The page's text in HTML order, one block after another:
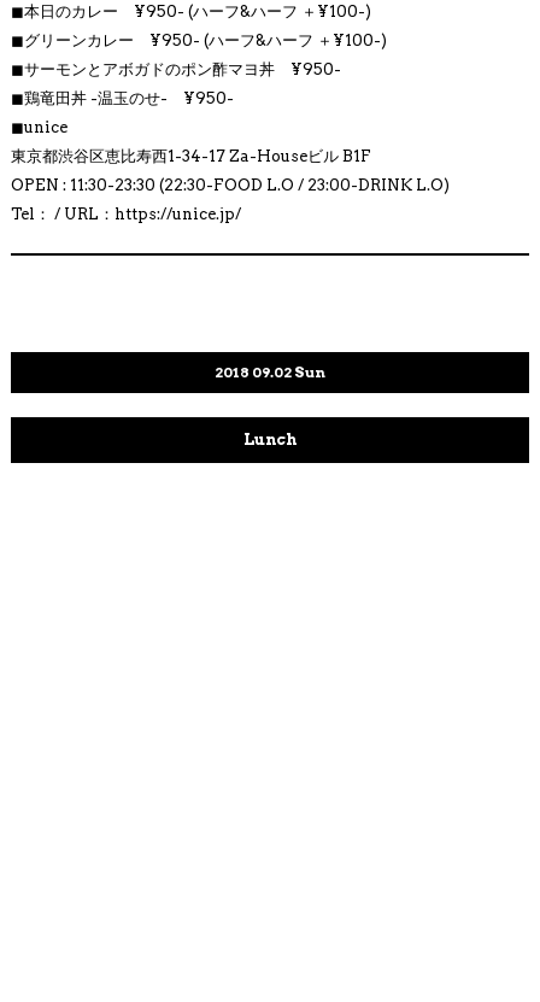
◼︎本日のカレー ¥950- (ハーフ&ハーフ ＋¥100-)
◼︎グリーンカレー ¥950- (ハーフ&ハーフ ＋¥100-)
◼︎サーモンとアボガドのポン酢マヨ丼 ¥950-
◼︎鶏竜田丼 -温玉のせ- ¥950-
◼︎unice
東京都渋谷区恵比寿西1-34-17 Za-Houseビル B1F
OPEN : 11:30-23:30 (22:30-FOOD L.O / 23:00-DRINK L.O)
Tel： / URL：https://unice.jp/
2018 09.02 Sun
Lunch